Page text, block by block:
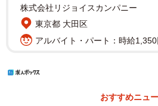
株式会社リジョイスカンパニー
東京都 大田区
アルバイト・パート：時給1,350
おすすめニュ